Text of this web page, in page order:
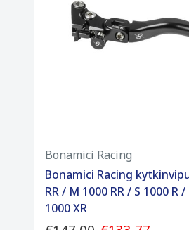
Bonamici Racing
Bonamici Racing
RR / M 1000 RR / S 1000 R
1000 XR